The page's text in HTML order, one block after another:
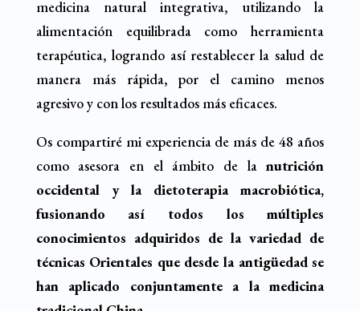
medicina natural integrativa, utilizando la
alimentación equilibrada como herramienta
terapéutica, logrando así restablecer la salud de
manera más rápida, por el camino menos
agresivo y con los resultados más eficaces.
Os compartiré mi experiencia de más de 48 años
como asesora en el ámbito de lanutrición
occidental y la dietoterapia macrobiótica,
fusionando así todos los múltiples
conocimientos adquiridos de la variedad de
técnicas Orientales que desde la antigüedad se
han aplicado conjuntamente a la medicina